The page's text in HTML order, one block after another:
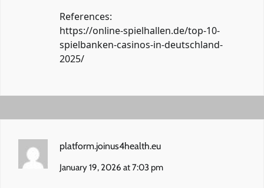
References:
https://online-spielhallen.de/top-10-
spielbanken-casinos-in-deutschland-
2025/
platform.joinus4health.eu
January 19, 2026 at 7:03 pm